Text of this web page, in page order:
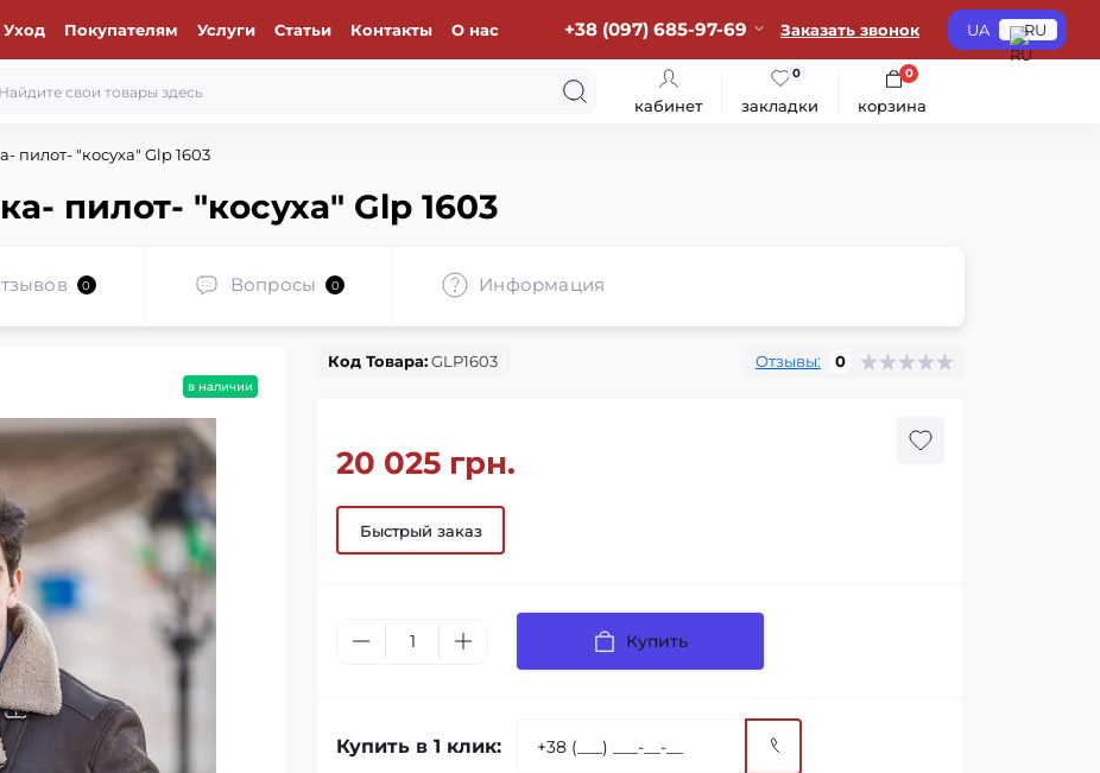
Уход Покупателям Услуги Статьи Контакты О нас +38 (097) 685-97-69 Заказать звонок UA RU
кабинет закладки
0
корзина
0
пилот- "косуха" Glp 1603
пилот- "косуха" Glp 1603
0 Вопросы 0 Информация
в наличии
Код Товара:GLP1603 Отзывы: 0
20 025 грн.
Быстрый заказ
Купить
Купить в 1 клик: